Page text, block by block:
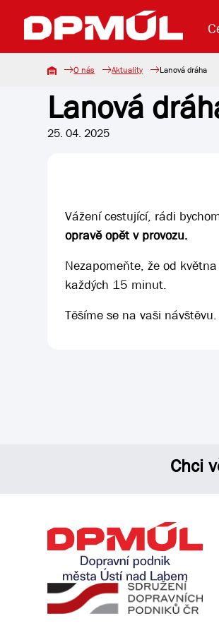
Uzavření mostu Dr. E. Beneše
Lanová dráha
Základní údaje
O nás Aktuality Lanová dráha
Lanová
25. 04. 2025
Vážení cestující, rádi
opravě opět v provozu.
Nezapomeňte, že od
každých 15 minut.
Těšíme se na vaši návštěvu.
Chci